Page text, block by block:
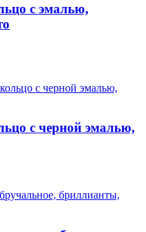
с эмалью,
с черной эмалью,